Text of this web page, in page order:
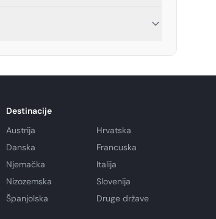
Destinacije
Austrija
Hrvatska
Danska
Francuska
Njemačka
Italija
Nizozemska
Slovenija
Španjolska
Druge države